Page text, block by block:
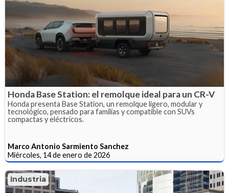
Honda Base Station: el remolque ideal para un CR-V
Honda presenta Base Station, un remolque ligero, modular y
tecnológico, pensado para familias y compatible con SUVs
compactas y eléctricos.
Marco Antonio Sarmiento Sanchez
Miércoles, 14 de enero de 2026
Industria